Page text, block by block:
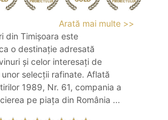
Arată mai multe >>
din Timișoara este
o destinație adresată
și celor interesați de
selecții rafinate. Aflată
1989, Nr. 61, compania a
pe piața din România ...